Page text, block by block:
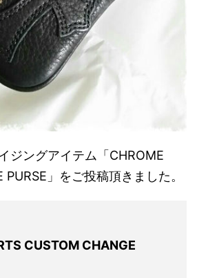
ングアイテム「CHROME
」をご投稿頂きました。
CUSTOM CHANGE